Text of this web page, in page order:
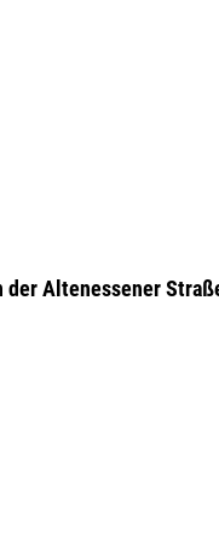
der Altenessener